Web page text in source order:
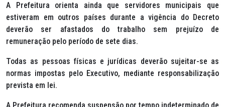
A Prefeitura orienta ainda que servidores municipais que
estiveram em outros países durante a vigência do Decreto
deverão ser afastados do trabalho sem prejuízo de
remuneração pelo período de sete dias.
Todas as pessoas físicas e jurídicas deverão sujeitar-se as
normas impostas pelo Executivo, mediante responsabilização
prevista em lei.